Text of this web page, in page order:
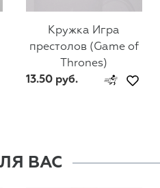
Кружка Игра
престолов (Game of
Thrones)
13.50 руб.
ВАС